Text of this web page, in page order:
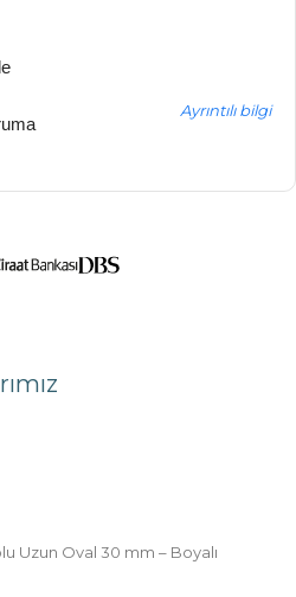
Ayrıntılı bilgi
Uzun Oval 30 mm – Boyalı